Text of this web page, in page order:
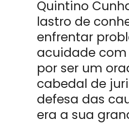
Quintino
lastro de
enfrentar
acuidade
por ser um
cabedal de
defesa das
era a sua